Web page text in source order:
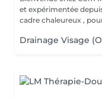
et expérimentée
cadre chaleureux ,
Drainage Visage